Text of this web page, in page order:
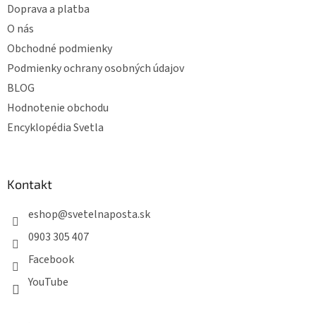
Doprava a platba
O nás
Obchodné podmienky
Podmienky ochrany osobných údajov
BLOG
Hodnotenie obchodu
Encyklopédia Svetla
Kontakt
eshop@svetelnaposta.sk
0903 305 407
Facebook
YouTube